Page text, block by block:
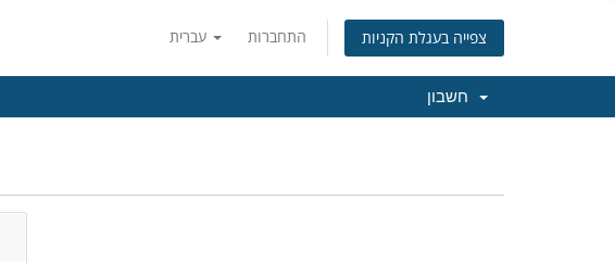
התחברות צפייה בעגלת הקניות